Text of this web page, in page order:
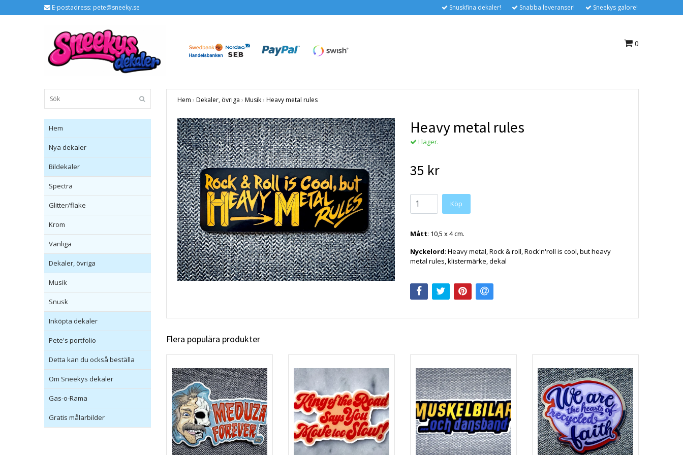
E-postadress: pete@sneeky.se Snuskfina dekaler! Snabba leveranser! Sneekys galore!
0
Hem
Nya dekaler
Bildekaler
Spectra
Glitter/flake
Krom
Vanliga
Dekaler, övriga
Musik
Snusk
Inköpta dekaler
Pete's portfolio
Detta kan du också beställa
Om Sneekys dekaler
Gas-o-Rama
Gratis målarbilder
Hem › Dekaler, övriga › Musik› Heavy metal rules
Heavy metal rules
I lager.
35 kr
Köp
Mått: 10,5 x 4 cm.
Nyckelord: Heavy metal, Rock & roll, Rock'n'roll is cool, but heavy
metal rules, klistermärke, dekal
Flera populära produkter